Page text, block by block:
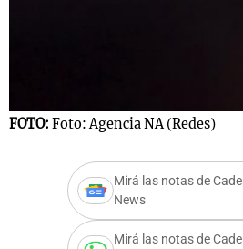
FOTO: Foto: Agencia NA (Redes)
Mirá las notas de
News
Mirá las notas de